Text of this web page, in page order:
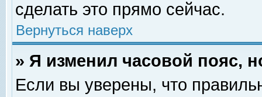
сделать это прямо сейчас.
Вернуться наверх
» Я изменил часовой пояс,
Если вы уверены, что